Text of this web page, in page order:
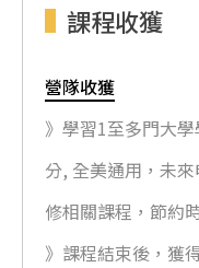
課程收獲
營隊收獲
》學習1至多門大
分, 全美通用，未
修相關課程，節約
》課程結束後，獲